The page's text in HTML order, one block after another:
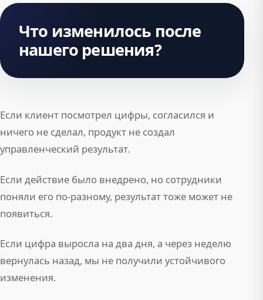
Что изменилось после
нашего решения?
Если клиент посмотрел цифры, согласился и
ничего не сделал, продукт не создал
управленческий результат.
Если действие было внедрено, но сотрудники
поняли его по-разному, результат тоже может не
появиться.
Если цифра выросла на два дня, а через неделю
вернулась назад, мы не получили устойчивого
изменения.